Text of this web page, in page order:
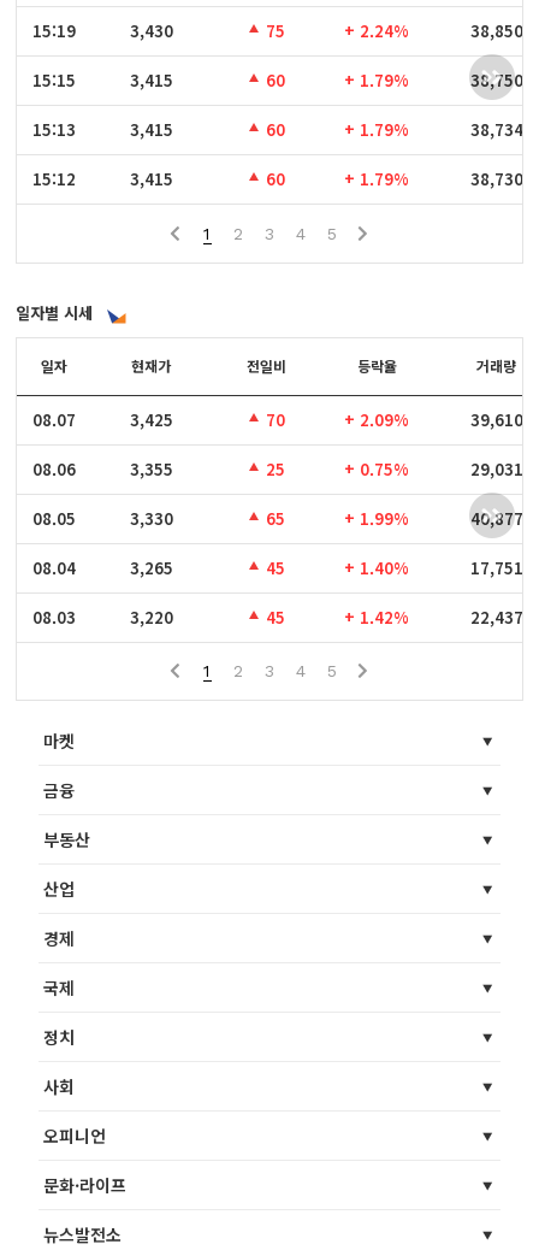
15:19
15:15
15:13
15:12
15:19 3,430 75 + 2.24% 38,850
15:15 3,415 60 + 1.79% 38,750
15:13 3,415 60 + 1.79% 38,734
15:12 3,415 60 + 1.79% 38,730
1 2 3 4 5
일자별 시세
일자
08.07
08.06
08.05
08.04
08.03
일자 현재가 전일비 등락율 거래량
08.07 3,425 70 + 2.09% 39,610
08.06 3,355 25 + 0.75% 29,031
08.05 3,330 65 + 1.99% 40,877
08.04 3,265 45 + 1.40% 17,751
08.03 3,220 45 + 1.42% 22,437
1 2 3 4 5
마켓
금융
부동산
산업
경제
국제
정치
사회
오피니언
문화·라이프
뉴스발전소